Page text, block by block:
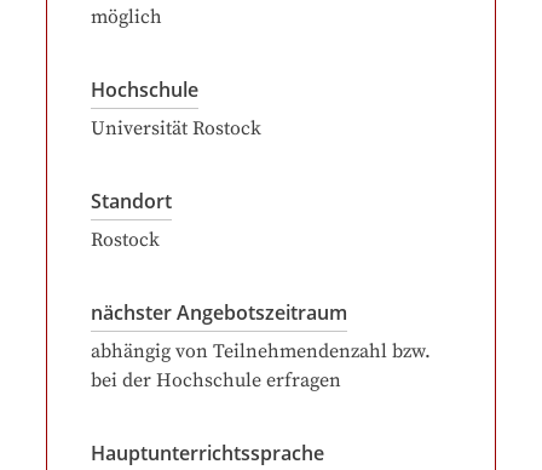
möglich
Hochschule
Universität Rostock
Standort
Rostock
nächster Angebotszeitraum
abhängig von Teilnehmendenzahl bzw.
bei der Hochschule erfragen
Hauptunterrichtssprache